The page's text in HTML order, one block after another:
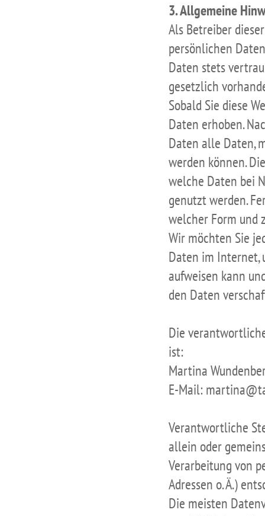
3. Allgemeine
Als Betreiber
persönlichen
Daten stets
gesetzlich
Sobald Sie diese
Daten erhoben.
Daten alle Daten,
werden können.
welche Daten bei
genutzt werden.
welcher Form und
Wir möchten Sie
Daten im Internet,
aufweisen kann
den Daten
Die
ist:
Martina
E-Mail:
Verantwortliche
allein oder
Verarbeitung von
Adressen o. Ä.)
Die meisten